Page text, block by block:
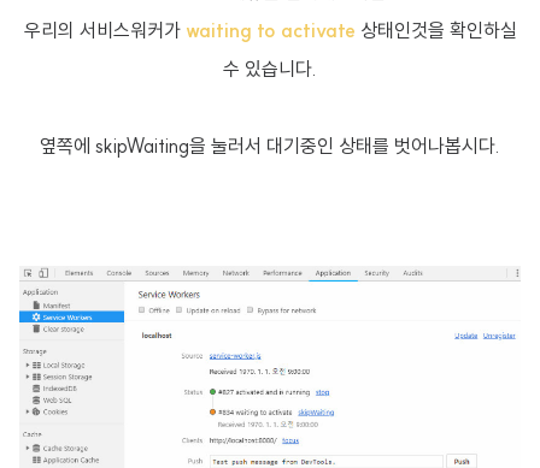
우리의 서비스워커가 waiting to activate 상태인것을 확인하실
수 있습니다.
옆쪽에 skipWaiting을 눌러서 대기중인 상태를 벗어나봅시다.